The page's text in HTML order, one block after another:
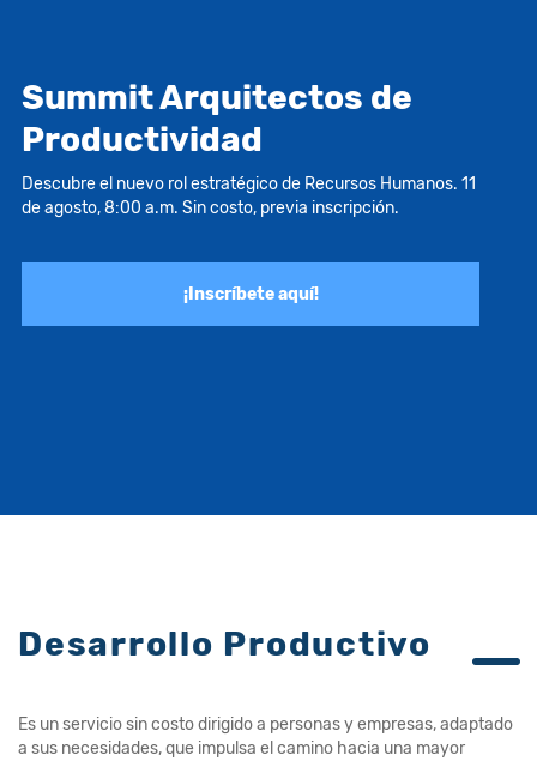
Summit Arquitectos de
Productividad
Descubre el nuevo rol estratégico de Recursos Humanos. 11
de agosto, 8:00 a.m. Sin costo, previa inscripción.
¡Inscríbete aquí!
Desarrollo Productivo
Es un servicio sin costo dirigido a personas y empresas, adaptado
a sus necesidades, que impulsa el camino hacia una mayor